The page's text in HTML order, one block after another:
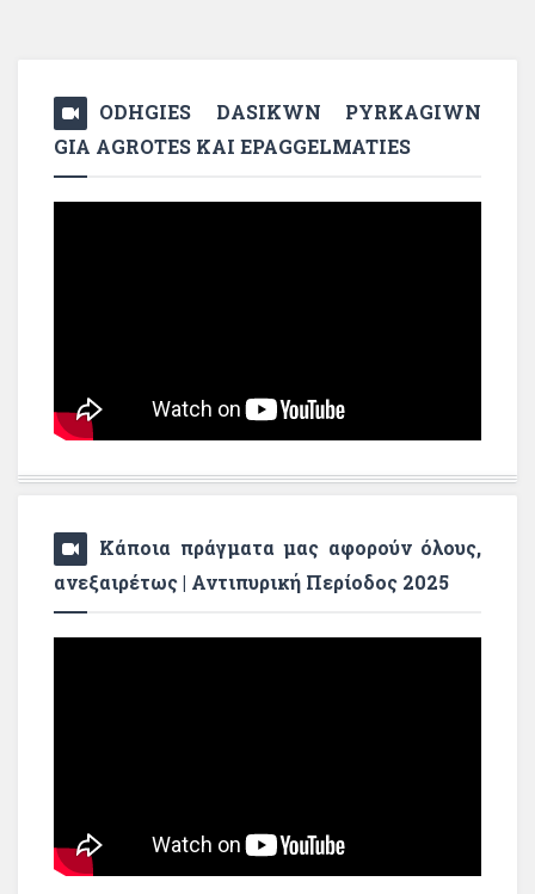
ODHGIES DASIKWN PYRKAGIWN
GIA AGROTES KAI EPAGGELMATIES
Κάποια πράγματα μας αφορούν όλους,
ανεξαιρέτως | Αντιπυρική Περίοδος 2025